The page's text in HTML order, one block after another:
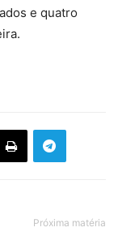
e quatro
Próxima matéria